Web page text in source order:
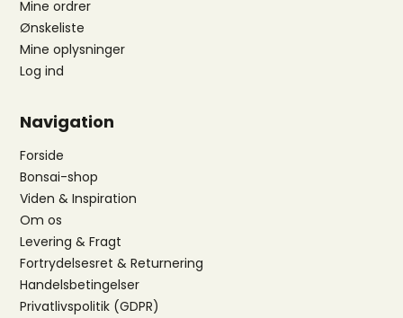
Mine ordrer
Ønskeliste
Mine oplysninger
Log ind
Navigation
Forside
Bonsai-shop
Viden & Inspiration
Om os
Levering & Fragt
Fortrydelsesret & Returnering
Handelsbetingelser
Privatlivspolitik (GDPR)